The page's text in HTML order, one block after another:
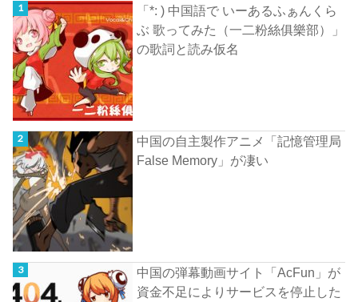
「*: ) 中国語で いーあるふぁんくら
ぶ 歌ってみた（一二粉絲俱樂部）」
の歌詞と読み仮名
中国の自主製作アニメ「記憶管理局
False Memory」が凄い
中国の弾幕動画サイト「AcFun」が
資金不足によりサービスを停止した